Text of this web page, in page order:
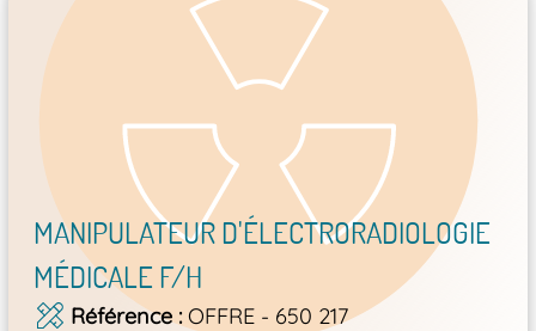
MANIPULATEUR D'ÉLECTRORADIOLOGIE
MÉDICALE F/H
Référence OFFRE - 650 217